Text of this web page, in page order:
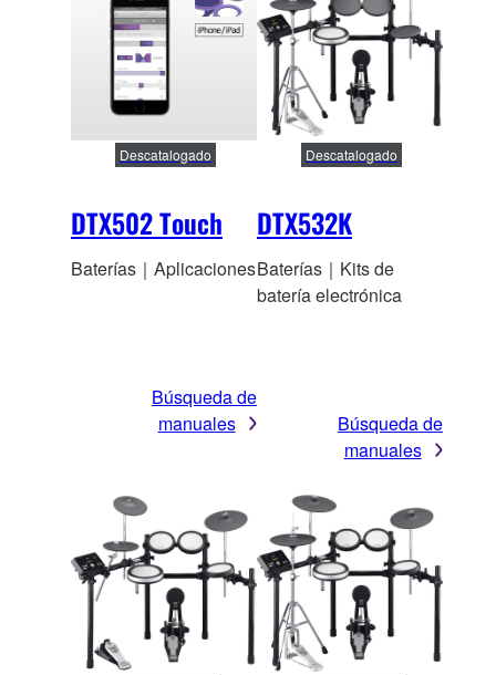
DTX502 Touch
Descatalogado
Baterías｜Aplicaciones
Búsqueda de
manuales
DTX532K
Descatalogado
Baterías｜Kits de
batería electrónica
Búsqueda de
manuales